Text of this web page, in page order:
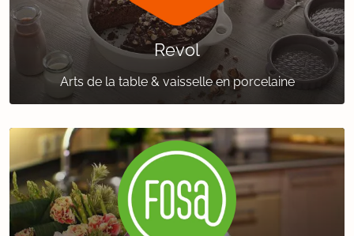
Revol
Arts de la table & vaisselle en porcelaine